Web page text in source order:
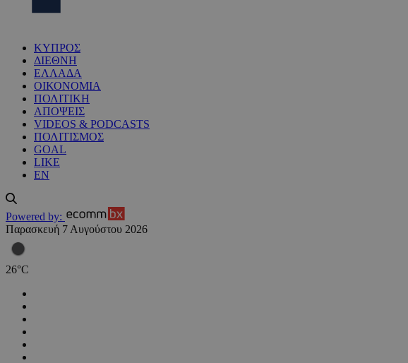
ΚΥΠΡΟΣ
ΔΙΕΘΝΗ
ΕΛΛΑΔΑ
ΟΙΚΟΝΟΜΙΑ
ΠΟΛΙΤΙΚΗ
ΑΠΟΨΕΙΣ
VIDEOS & PODCASTS
ΠΟΛΙΤΙΣΜΟΣ
GOAL
LIKE
EN
Powered by:
Παρασκευή 7 Αυγούστου 2026
26°C